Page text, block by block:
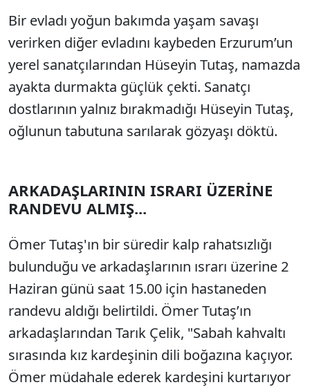
Bir evladı yoğun bakımda yaşam savaşı
verirken diğer evladını kaybeden Erzurum’un
yerel sanatçılarından Hüseyin Tutaş, namazda
ayakta durmakta güçlük çekti. Sanatçı
dostlarının yalnız bırakmadığı Hüseyin Tutaş,
oğlunun tabutuna sarılarak gözyaşı döktü.
ARKADAŞLARININ ISRARI ÜZERİNE
RANDEVU ALMIŞ...
Ömer Tutaş'ın bir süredir kalp rahatsızlığı
bulunduğu ve arkadaşlarının ısrarı üzerine 2
Haziran günü saat 15.00 için hastaneden
randevu aldığı belirtildi. Ömer Tutaş’ın
arkadaşlarından Tarık Çelik, "Sabah kahvaltı
sırasında kız kardeşinin dili boğazına kaçıyor.
Ömer müdahale ederek kardeşini kurtarıyor